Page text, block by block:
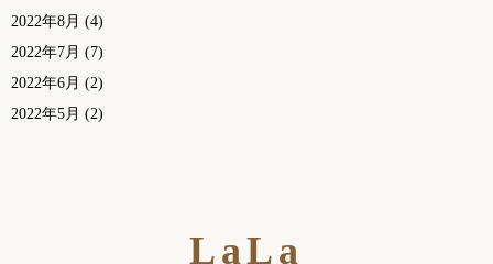
2022年8月 (4)
2022年7月 (7)
2022年6月 (2)
2022年5月 (2)
LaLa